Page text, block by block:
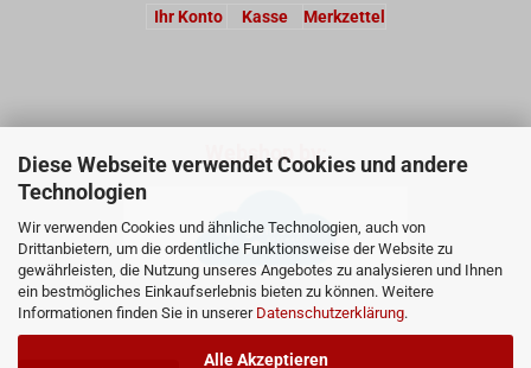
Diese Webseite verwendet Cookies und andere
Technologien
Wir verwenden Cookies und ähnliche Technologien, auch von
Drittanbietern, um die ordentliche Funktionsweise der Website zu
gewährleisten, die Nutzung unseres Angebotes zu analysieren und Ihnen
ein bestmögliches Einkaufserlebnis bieten zu können. Weitere
Informationen finden Sie in unserer Datenschutzerklärung.
Alle Akzeptieren
Ihr Konto Kasse Merkzettel
Webshop by: